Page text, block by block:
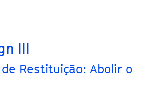
III
Restituição: Abolir o